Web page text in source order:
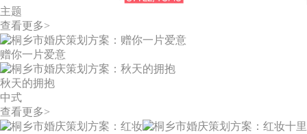
主题
查看更多>
赠你一片爱意
秋天的拥抱
中式
查看更多>